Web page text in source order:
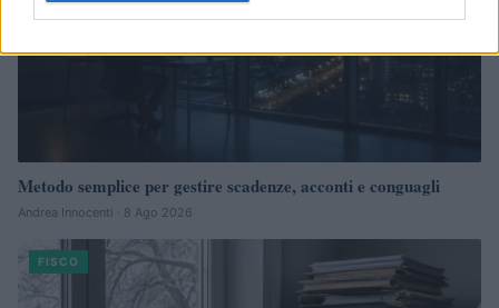
Metodo semplice per gestire scadenze, acconti e conguagli
Andrea Innocenti · 8 Ago 2026
FISCO